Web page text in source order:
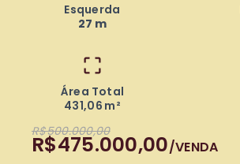
Esquerda
27 m
Área Total
431,06 m²
R$500.000,00
R$475.000,00/VENDA